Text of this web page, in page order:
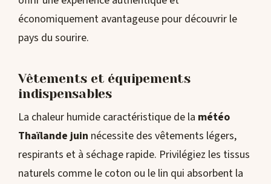
économiquement avantageuse pour découvrir le
pays du sourire.
Vêtements et équipements
indispensables
La chaleur humide caractéristique de la météo
Thaïlande juin nécessite des vêtements légers,
respirants et à séchage rapide. Privilégiez les tissus
naturels comme le coton ou le lin qui absorbent la